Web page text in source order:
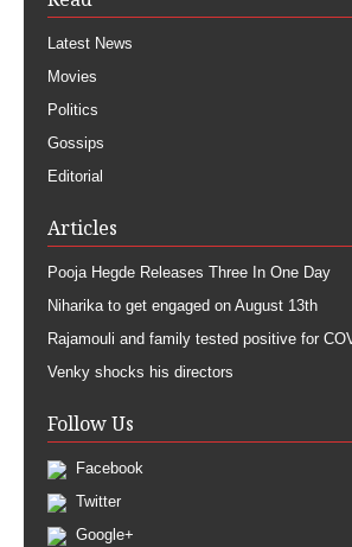
Latest News
Movies
Politics
Gossips
Editorial
Articles
Pooja Hegde Releases Three In One Day
Niharika to get engaged on August 13th
Rajamouli and family tested positive for
Venky shocks his directors
Follow Us
Facebook
Twitter
Google+